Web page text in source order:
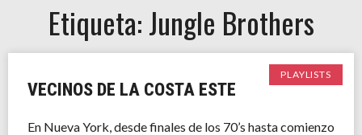
EXPOSICIONES
HISTORIAS
Etiqueta: Jungle Brothers
PLAYLISTS
VECINOS DE LA COSTA ESTE
En Nueva York, desde finales de los 70’s hasta comienzo